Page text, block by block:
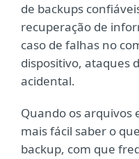
de backups
recuperação de
caso de falhas no
dispositivo, ataques
acidental.
Quando os arquivos
mais fácil saber o
backup, com que